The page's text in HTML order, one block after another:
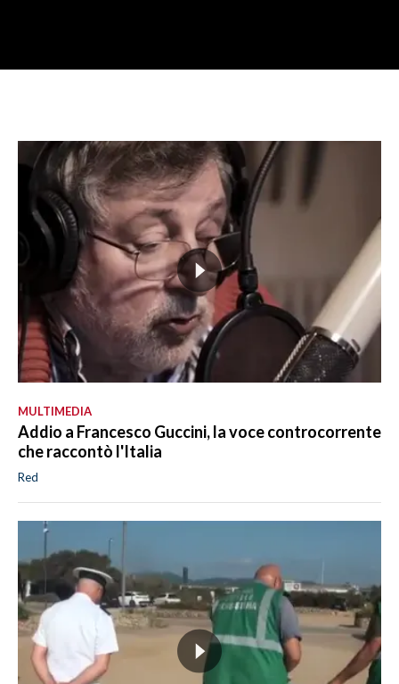
MULTIMEDIA
Addio a Francesco Guccini, la voce controcorrente
che raccontò l'Italia
Red